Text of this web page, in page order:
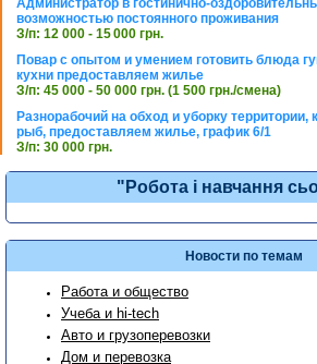
Администратор в гостинично-
возможностью постоянного проживания
З/п: 12 000 - 15 000 грн.
Повар с опытом и умением готовить блюда
кухни предоставляем жилье
З/п: 45 000 - 50 000 грн. (1 500 грн./смена)
Разнорабочий на обход и уборку
рыб, предоставляем жилье, график 6/1
З/п: 30 000 грн.
"Робота і навчання
Новости по темам
Работа и общество
Учеба и hi-tech
Авто и грузоперевозки
Дом и перевозка